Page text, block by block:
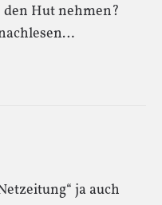
Hut nehmen?
ja auch